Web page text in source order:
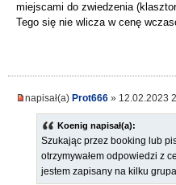
miejscami do zwiedzenia
Tego się nie wlicza w cenę
napisał(a) Prot666 » 12.02.2023
Koenig napisał(a):
Szukając przez booking lub
otrzymywałem odpowiedzi z
jestem zapisany na kilku